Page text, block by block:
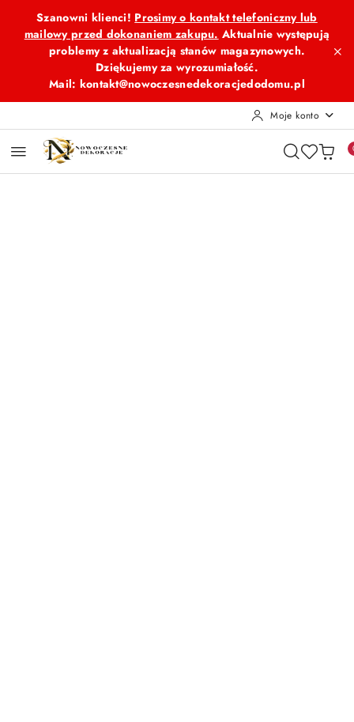
Przejdź do treści głównej
Przejdź do wyszukiwarki
Przejdź do moje konto
Przejdź do menu głównego
Przejdź do opisu produktu
Przejdź do stopki
Szanowni klienci! Prosimy o kontakt telefoniczny lub
mailowy przed dokonaniem zakupu. Aktualnie występują
problemy z aktualizacją stanów magazynowych.
Dziękujemy za wyrozumiałość.
Mail: kontakt@nowoczesnedekoracjedodomu.pl
Moje konto